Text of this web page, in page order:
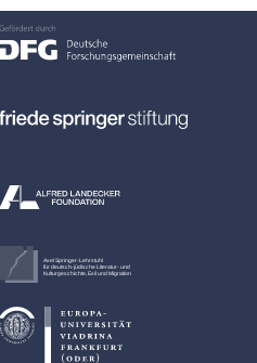
Axel Springer-Lehrstuhl
für deutsch-jüdische Literatur- und
Kulturgeschichte, Exil und Migration